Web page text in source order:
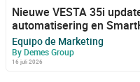
Nieuwe VESTA 35i
automatisering en
Equipo de Marketing
By Demes Group
16 juli 2026